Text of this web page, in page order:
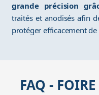
grande précision
traités et anodisés afin
protéger efficacement
FAQ -